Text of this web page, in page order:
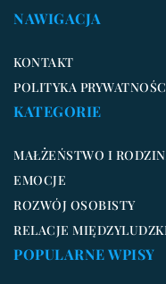
NAWIGACJA
KONTAKT
POLITYKA
KATEGORIE
MAŁŻEŃSTWO I
EMOCJE
ROZWÓJ OSOBISTY
RELACJE
POPULARNE WPISY